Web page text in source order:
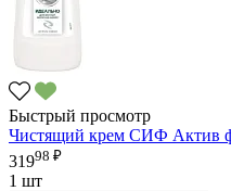
Быстрый просмотр
Чистящий крем СИФ Актив
31998 ₽
1 шт